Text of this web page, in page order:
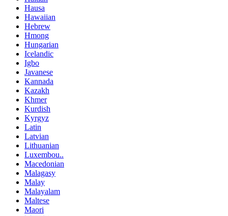
Hausa
Hawaiian
Hebrew
Hmong
Hungarian
Icelandic
Igbo
Javanese
Kannada
Kazakh
Khmer
Kurdish
Kyrgyz
Latin
Latvian
Lithuanian
Luxembou..
Macedonian
Malagasy
Malay
Malayalam
Maltese
Maori